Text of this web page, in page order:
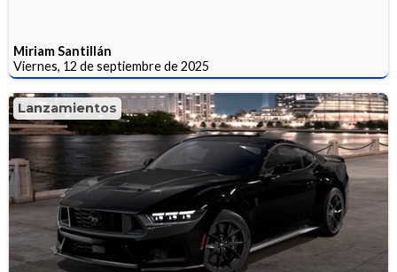
Miriam Santillán
Viernes, 12 de septiembre de 2025
Lanzamientos